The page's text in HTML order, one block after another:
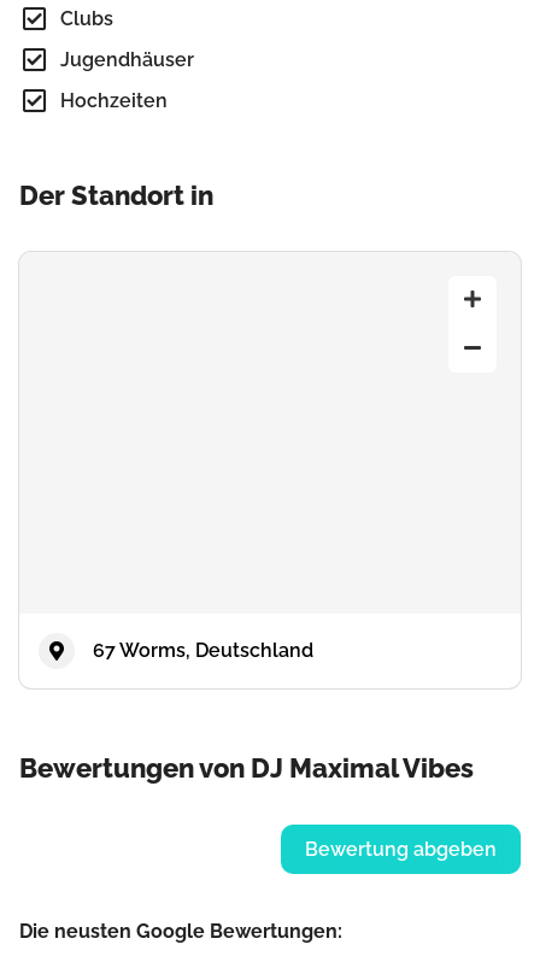
Clubs
Jugendhäuser
Hochzeiten
Der Standort in
67 Worms, Deutschland
Bewertungen von DJ Maximal Vibes
Bewertung abgeben
Die neusten Google Bewertungen: